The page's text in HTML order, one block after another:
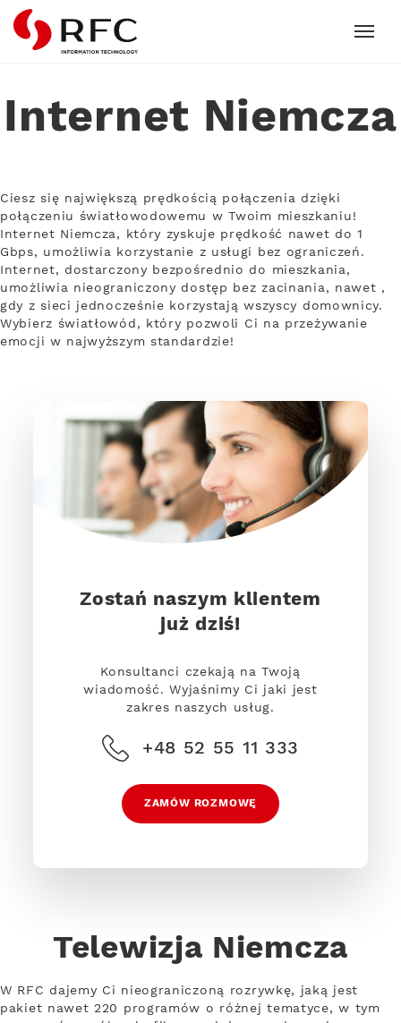
RFC
Internet Niemcza
Ciesz się największą prędkością połączenia dzięki
połączeniu światłowodowemu w Twoim mieszkaniu!
Internet Niemcza, który zyskuje prędkość nawet do 1
Gbps, umożliwia korzystanie z usługi bez ograniczeń.
Internet, dostarczony bezpośrednio do mieszkania,
umożliwia nieograniczony dostęp bez zacinania, nawet ,
gdy z sieci jednocześnie korzystają wszyscy domownicy.
Wybierz światłowód, który pozwoli Ci na przeżywanie
emocji w najwyższym standardzie!
Zostań naszym klientem
już dziś!
Konsultanci czekają na Twoją
wiadomość. Wyjaśnimy Ci jaki jest
zakres naszych usług.
+48 52 55 11 333
ZAMÓW ROZMOWĘ
Telewizja Niemcza
W RFC dajemy Ci nieograniczoną rozrywkę, jaką jest
pakiet nawet 220 programów o różnej tematyce, w tym